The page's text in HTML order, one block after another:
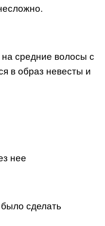
средние волосы с
в образ невесты и
сделать